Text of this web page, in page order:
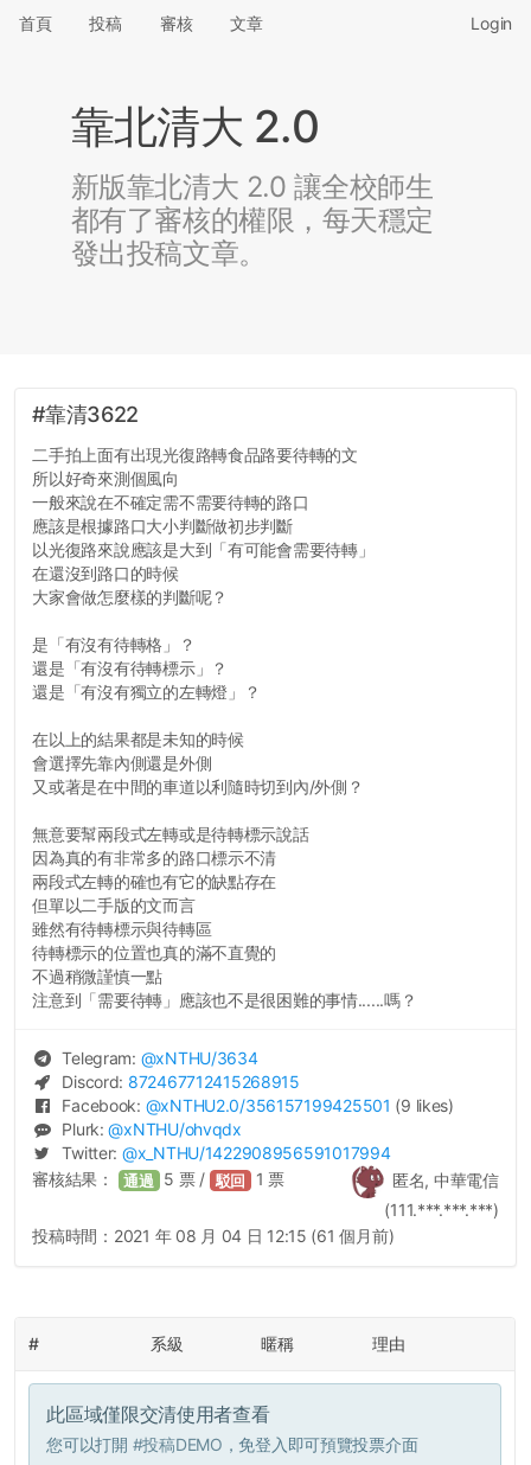
首頁 投稿 審核 文章 Login
靠北清大 2.0
新版靠北清大 2.0 讓全校師生
都有了審核的權限，每天穩定
發出投稿文章。
#靠清3622
二手拍上面有出現光復路轉食品路要待轉的文
所以好奇來測個風向
一般來說在不確定需不需要待轉的路口
應該是根據路口大小判斷做初步判斷
以光復路來說應該是大到「有可能會需要待轉」
在還沒到路口的時候
大家會做怎麼樣的判斷呢？
是「有沒有待轉格」？
還是「有沒有待轉標示」？
還是「有沒有獨立的左轉燈」？
在以上的結果都是未知的時候
會選擇先靠內側還是外側
又或著是在中間的車道以利隨時切到內/外側？
無意要幫兩段式左轉或是待轉標示說話
因為真的有非常多的路口標示不清
兩段式左轉的確也有它的缺點存在
但單以二手版的文而言
雖然有待轉標示與待轉區
待轉標示的位置也真的滿不直覺的
不過稍微謹慎一點
注意到「需要待轉」應該也不是很困難的事情......嗎？
Telegram: @xNTHU/3634
Discord: 872467712415268915
Facebook: @xNTHU2.0/356157199425501 (9 likes)
Plurk:@xNTHU/ohvqdx
Twitter: @x_NTHU/1422908956591017994
匿名, 中華電信
(111.***.***.***)
審核結果： 通過 5 票 / 駁回 1 票
投稿時間： 2021 年 08 月 04 日 12:15 (61 個月前)
# 系級 暱稱 理由
此區域僅限交清使用者查看
您可以打開 #投稿DEMO ，免登入即可預覽投票介面